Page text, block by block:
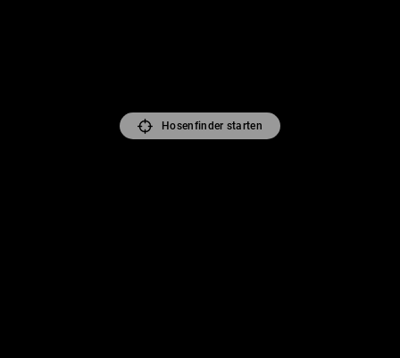
Hosenfinder starten